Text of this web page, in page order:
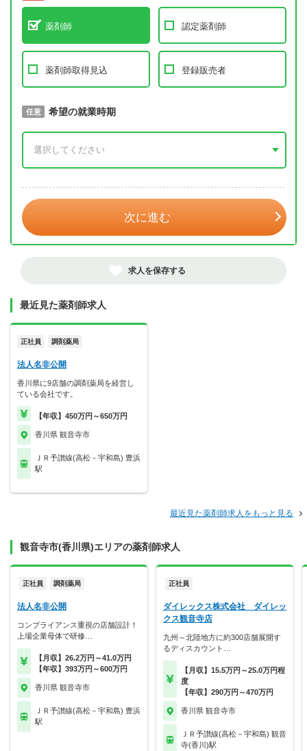
薬剤師 認定薬剤師
薬剤師取得見込 登録販売者
必須 取得予定年
任意 希望の就業時期
次に進む
求人を保存する
最近見た薬剤師求人
正社員 調剤薬局
法人名非公開
香川県に9店舗の調剤薬局を経営し
ている会社です。
【年収】450万円～650万円
香川県 観音寺市
ＪＲ予讃線(高松－宇和島) 豊浜
駅
最近見た薬剤師求人をもっと見る
観音寺市(香川県)エリアの薬剤師求人
正社員 調剤薬局
法人名非公開
コンプライアンス重視の店舗設計！
上場企業母体で研修…
【月収】26.2万円～41.0万円
【年収】393万円～600万円
香川県 観音寺市
ＪＲ予讃線(高松－宇和島) 豊浜
駅
正社員
ダイレックス株式会社 ダイレッ
クス観音寺店
九州～北陸地方に約300店舗展開す
るディスカウント…
【月収】15.5万円～25.0万円程
度
【年収】290万円～470万円
香川県 観音寺市
ＪＲ予讃線(高松－宇和島) 観音
寺(香川)駅